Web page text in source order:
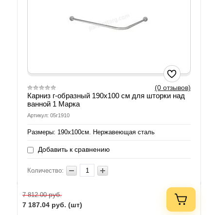
(0 отзывов)
Карниз г-образный 190х100 см для шторки над
ванной 1 Марка
Артикул: 05г1910
Размеры: 190х100см. Нержавеющая сталь
Добавить к сравнению
Количество:
7 812.00руб.
7 187.04 руб. (шт)